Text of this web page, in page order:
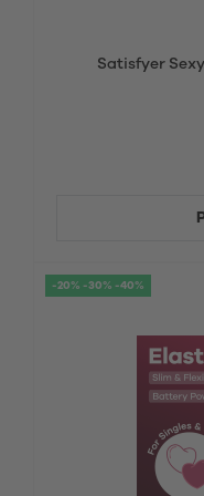
Satisfyer
-20% -30% -40%